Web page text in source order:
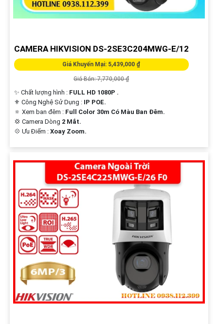
CAMERA HIKVISION DS-2SE3C204MWG-E/12
Giá Khuyến Mại: 5,439,000 ₫
Giá Bán: 7,770,000 ₫
✨ Chất lượng hình : FULL HD 1080P .
⚜️ Công Nghệ Sử Dụng : IP POE.
🔅 Xem ban đêm : Full Color 30m Có Màu Ban Ðêm.
💢 Camera Dòng 2 Mắt.
️💠 Ưu Điểm : Xoay Zoom.